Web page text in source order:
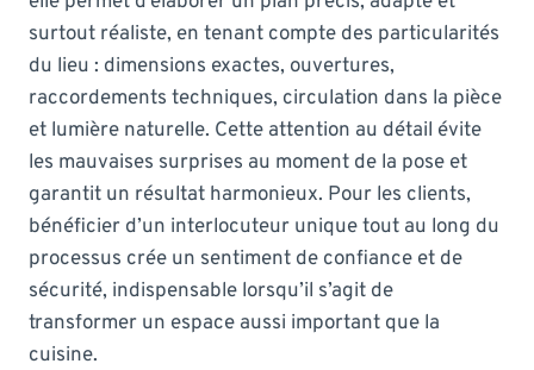
surtout réaliste, en tenant compte des particularités
du lieu : dimensions exactes, ouvertures,
raccordements techniques, circulation dans la pièce
et lumière naturelle. Cette attention au détail évite
les mauvaises surprises au moment de la pose et
garantit un résultat harmonieux. Pour les clients,
bénéficier d’un interlocuteur unique tout au long du
processus crée un sentiment de confiance et de
sécurité, indispensable lorsqu’il s’agit de
transformer un espace aussi important que la
cuisine.